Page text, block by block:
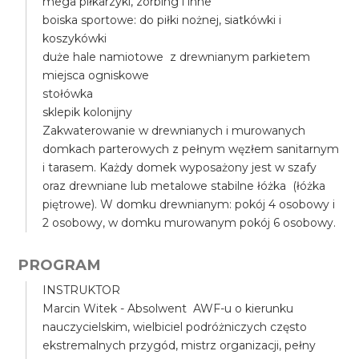
boiska sportowe: do piłki nożnej, siatkówki i
koszykówki
duże hale namiotowe z drewnianym parkietem
miejsca ogniskowe
stołówka
sklepik kolonijny
Zakwaterowanie w drewnianych i murowanych
domkach parterowych z pełnym węzłem sanitarnym
i tarasem. Każdy domek wyposażony jest w szafy
oraz drewniane lub metalowe stabilne łóżka (łóżka
piętrowe). W domku drewnianym: pokój 4 osobowy i
2 osobowy, w domku murowanym pokój 6 osobowy.
PROGRAM
INSTRUKTOR
Marcin Witek - Absolwent AWF-u o kierunku
nauczycielskim, wielbiciel podróżniczych często
ekstremalnych przygód, mistrz organizacji, pełny